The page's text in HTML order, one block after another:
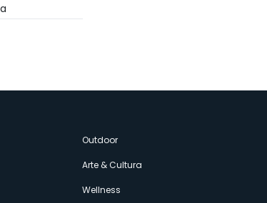
Outdoor
Arte & Cultura
Wellness